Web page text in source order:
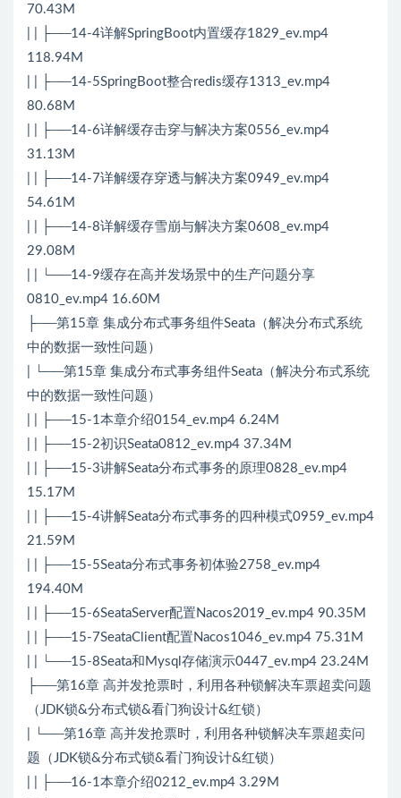
70.43M
| | ├──14-4详解SpringBoot内置缓存1829_ev.mp4
118.94M
| | ├──14-5SpringBoot整合redis缓存1313_ev.mp4
80.68M
| | ├──14-6详解缓存击穿与解决方案0556_ev.mp4
31.13M
| | ├──14-7详解缓存穿透与解决方案0949_ev.mp4
54.61M
| | ├──14-8详解缓存雪崩与解决方案0608_ev.mp4
29.08M
| | └──14-9缓存在高并发场景中的生产问题分享
0810_ev.mp4 16.60M
├──第15章 集成分布式事务组件Seata（解决分布式系统
中的数据一致性问题）
| └──第15章 集成分布式事务组件Seata（解决分布式系统
中的数据一致性问题）
| | ├──15-1本章介绍0154_ev.mp4 6.24M
| | ├──15-2初识Seata0812_ev.mp4 37.34M
| | ├──15-3讲解Seata分布式事务的原理0828_ev.mp4
15.17M
| | ├──15-4讲解Seata分布式事务的四种模式0959_ev.mp4
21.59M
| | ├──15-5Seata分布式事务初体验2758_ev.mp4
194.40M
| | ├──15-6SeataServer配置Nacos2019_ev.mp4 90.35M
| | ├──15-7SeataClient配置Nacos1046_ev.mp4 75.31M
| | └──15-8Seata和Mysql存储演示0447_ev.mp4 23.24M
├──第16章 高并发抢票时，利用各种锁解决车票超卖问题
（JDK锁&分布式锁&看门狗设计&红锁）
| └──第16章 高并发抢票时，利用各种锁解决车票超卖问
题（JDK锁&分布式锁&看门狗设计&红锁）
| | ├──16-1本章介绍0212_ev.mp4 3.29M